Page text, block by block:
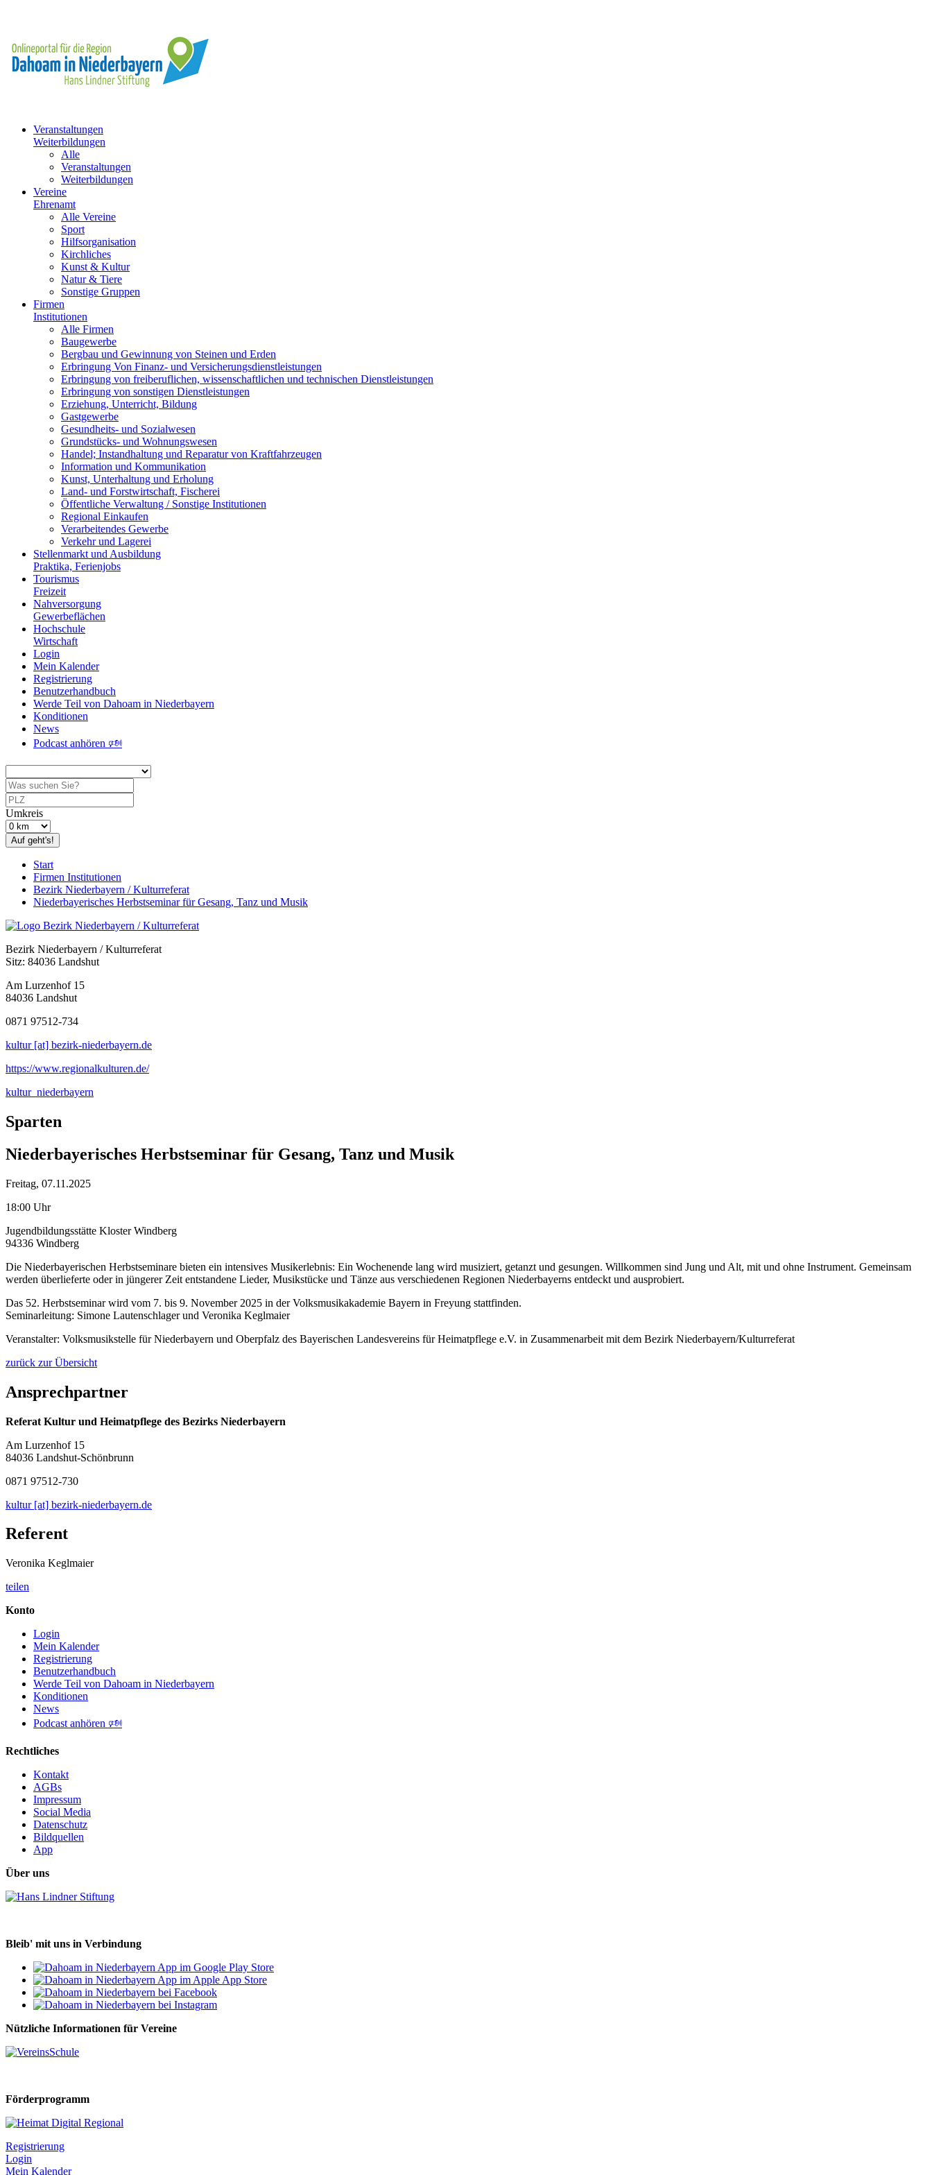
Veranstaltungen
Weiterbildungen
Alle
Veranstaltungen
Weiterbildungen
Vereine
Ehrenamt
Alle Vereine
Sport
Hilfsorganisation
Kirchliches
Kunst & Kultur
Natur & Tiere
Sonstige Gruppen
Firmen
Institutionen
Alle Firmen
Baugewerbe
Bergbau und Gewinnung von Steinen und Erden
Erbringung Von Finanz- und Versicherungsdienstleistungen
Erbringung von freiberuflichen, wissenschaftlichen und technischen Dienstleistungen
Erbringung von sonstigen Dienstleistungen
Erziehung, Unterricht, Bildung
Gastgewerbe
Gesundheits- und Sozialwesen
Grundstücks- und Wohnungswesen
Handel; Instandhaltung und Reparatur von Kraftfahrzeugen
Information und Kommunikation
Kunst, Unterhaltung und Erholung
Land- und Forstwirtschaft, Fischerei
Öffentliche Verwaltung / Sonstige Institutionen
Regional Einkaufen
Verarbeitendes Gewerbe
Verkehr und Lagerei
Stellenmarkt und Ausbildung
Praktika, Ferienjobs
Tourismus
Freizeit
Nahversorgung
Gewerbeflächen
Hochschule
Wirtschaft
Login
Mein Kalender
Registrierung
Benutzerhandbuch
Werde Teil von Dahoam in Niederbayern
Konditionen
News
Podcast anhören 🕬
Umkreis
Auf geht's!
Start
Firmen Institutionen
Bezirk Niederbayern / Kulturreferat
Niederbayerisches Herbstseminar für Gesang, Tanz und Musik
Bezirk Niederbayern / Kulturreferat
Sitz: 84036 Landshut
Am Lurzenhof 15
84036 Landshut
0871 97512-734
kultur [at] bezirk-niederbayern.de
https://www.regionalkulturen.de/
kultur_niederbayern
Sparten
Niederbayerisches Herbstseminar für Gesang, Tanz und Musik
Freitag, 07.11.2025
18:00 Uhr
Jugendbildungsstätte Kloster Windberg
94336 Windberg
Die Niederbayerischen Herbstseminare bieten ein intensives Musikerlebnis: Ein Wochenende lang wird musiziert, getanzt und gesungen. Willkommen sind Jung und Alt, mit und ohne Instrument. Gemeinsam
werden überlieferte oder in jüngerer Zeit entstandene Lieder, Musikstücke und Tänze aus verschiedenen Regionen Niederbayerns entdeckt und ausprobiert.
Das 52. Herbstseminar wird vom 7. bis 9. November 2025 in der Volksmusikakademie Bayern in Freyung stattfinden.
Seminarleitung: Simone Lautenschlager und Veronika Keglmaier
Veranstalter: Volksmusikstelle für Niederbayern und Oberpfalz des Bayerischen Landesvereins für Heimatpflege e.V. in Zusammenarbeit mit dem Bezirk Niederbayern/Kulturreferat
zurück zur Übersicht
Ansprechpartner
Referat Kultur und Heimatpflege des Bezirks Niederbayern
Am Lurzenhof 15
84036 Landshut-Schönbrunn
0871 97512-730
kultur [at] bezirk-niederbayern.de
Referent
Veronika Keglmaier
teilen
Konto
Login
Mein Kalender
Registrierung
Benutzerhandbuch
Werde Teil von Dahoam in Niederbayern
Konditionen
News
Podcast anhören 🕬
Rechtliches
Kontakt
AGBs
Impressum
Social Media
Datenschutz
Bildquellen
App
Über uns
Bleib' mit uns in Verbindung
Nützliche Informationen für Vereine
Förderprogramm
Registrierung
Login
Mein Kalender